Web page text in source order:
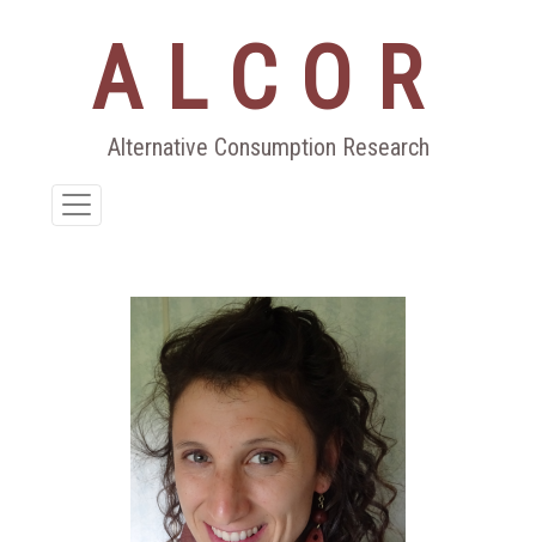
contenuALCOR
Alternative Consumption Research